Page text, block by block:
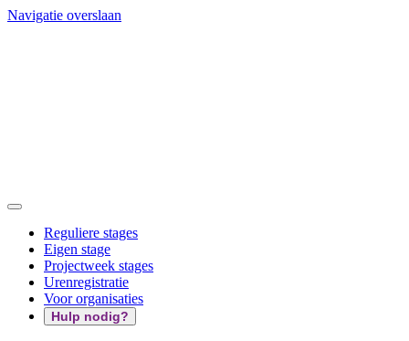
Navigatie overslaan
Reguliere stages
Eigen stage
Projectweek stages
Urenregistratie
Voor organisaties
Hulp nodig?